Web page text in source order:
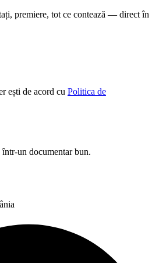
premiere, tot ce contează — direct în
ești de acord cu Politica de
un documentar bun.